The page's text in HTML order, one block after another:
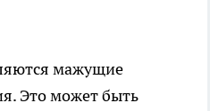
мажущие
Это может быть